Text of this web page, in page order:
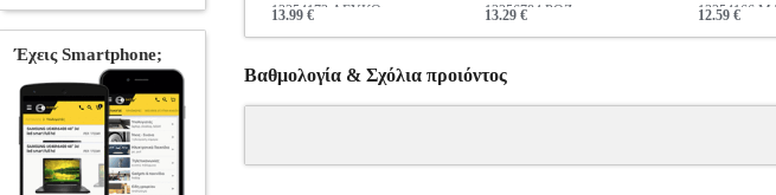
13254173 ΛΕΥΚΟ
13.99 €
13256784 ΡΟΖ
13.29 €
13254166
12.59 €
Βαθμολογία & Σχόλια προιόντος